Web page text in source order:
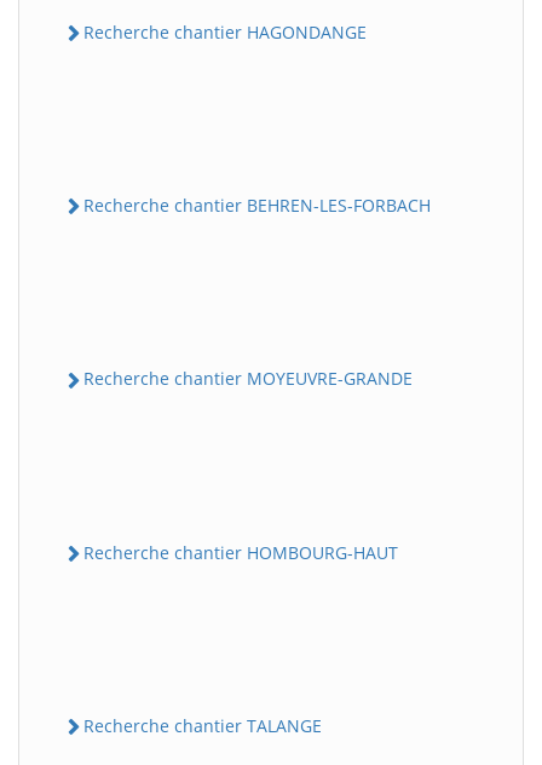
Recherche chantier HAGONDANGE
Recherche chantier BEHREN-LES-FORBACH
Recherche chantier MOYEUVRE-GRANDE
Recherche chantier HOMBOURG-HAUT
Recherche chantier TALANGE